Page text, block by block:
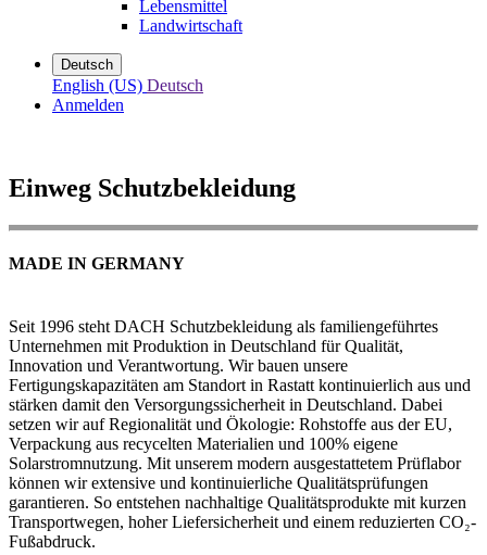
Lebensmittel
Landwirtschaft
Deutsch
English (US) Deutsch
Anmelden
Einweg Schutzbekleidung
MADE IN GERMANY
Seit 1996 steht DACH Schutzbekleidung als familiengeführtes
Unternehmen mit Produktion in Deutschland für Qualität,
Innovation und Verantwortung. Wir bauen unsere
Fertigungskapazitäten am Standort in Rastatt kontinuierlich aus und
stärken damit den Versorgungssicherheit in Deutschland. Dabei
setzen wir auf Regionalität und Ökologie: Rohstoffe aus der EU,
Verpackung aus recycelten Materialien und 100% eigene
Solarstromnutzung. Mit unserem modern ausgestattetem Prüflabor
können wir extensive und kontinuierliche Qualitätsprüfungen
garantieren. So entstehen nachhaltige Qualitätsprodukte mit kurzen
Transportwegen, hoher Liefersicherheit und einem reduzierten CO₂-
Fußabdruck.